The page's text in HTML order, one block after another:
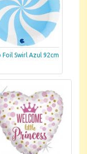
Foil Swirl Azul 92cm